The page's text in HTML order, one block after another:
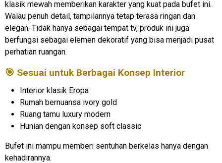
klasik mewah memberikan karakter yang kuat pada bufet ini.
Walau penuh detail, tampilannya tetap terasa ringan dan
elegan. Tidak hanya sebagai tempat tv, produk ini juga
berfungsi sebagai elemen dekoratif yang bisa menjadi pusat
perhatian ruangan.
🎯 Sesuai untuk Berbagai Konsep Interior
Interior klasik Eropa
Rumah bernuansa ivory gold
Ruang tamu luxury modern
Hunian dengan konsep soft classic
Bufet ini mampu memberi sentuhan berkelas hanya dengan
kehadirannya.